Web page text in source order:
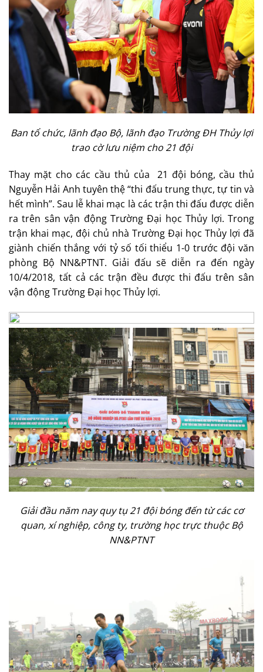
Ban tổ chức, lãnh đạo Bộ, lãnh đạo Trường ĐH Thủy lợi
trao cờ lưu niệm cho 21 đội
Thay mặt cho các cầu thủ của 21 đội bóng, cầu thủ
Nguyễn Hải Anh tuyên thệ “thi đấu trung thực, tự tin và
hết mình”. Sau lễ khai mạc là các trận thi đấu được diễn
ra trên sân vận động Trường Đại học Thủy lợi. Trong
trận khai mạc, đội chủ nhà Trường Đại học Thủy lợi đã
giành chiến thắng với tỷ số tối thiểu 1-0 trước đội văn
phòng Bộ NN&PTNT. Giải đấu sẽ diễn ra đến ngày
10/4/2018, tất cả các trận đều được thi đấu trên sân
vận động Trường Đại học Thủy lợi.
Giải đầu năm nay quy tụ 21 đội bóng đến từ các cơ
quan, xí nghiệp, công ty, trường học trực thuộc Bộ
NN&PTNT